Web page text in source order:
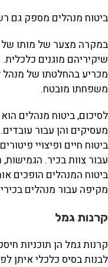
ביטוח מנהלים מספק גם
במקרה מצער של מותו של
שיקיריהם מוגנים
מכריע בהחלטתו של
משפחתו מובטח.
לסיכום, ביטוח מנהלים
מעסיקים והן עבור
ביטוח חיים ופיצויי
עבור צוות בכיר.
ביטוח המנהלים הופכים
מקיפה עבור מנהלים
קרנות גמל
קרנות גמל הן תוכניות
לבנות בסיס כלכלי איתן